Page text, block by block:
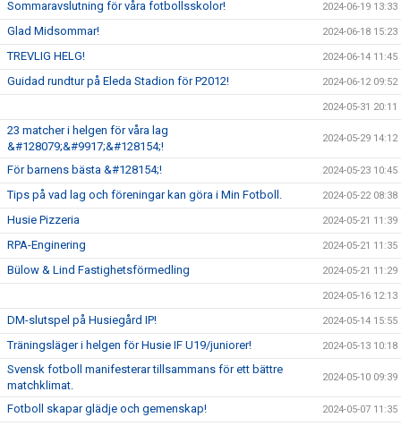
Sommaravslutning för våra fotbollsskolor! 2024-06-19 13:33
Glad Midsommar! 2024-06-18 15:23
TREVLIG HELG! 2024-06-14 11:45
Guidad rundtur på Eleda Stadion för P2012! 2024-06-12 09:52
2024-05-31 20:11
23 matcher i helgen för våra lag
&#128079;&#9917;&#128154;!
2024-05-29 14:12
För barnens bästa &#128154;! 2024-05-23 10:45
Tips på vad lag och föreningar kan göra i Min Fotboll. 2024-05-22 08:38
Husie Pizzeria 2024-05-21 11:39
RPA-Enginering 2024-05-21 11:35
Bülow & Lind Fastighetsförmedling 2024-05-21 11:29
2024-05-16 12:13
DM-slutspel på Husiegård IP! 2024-05-14 15:55
Träningsläger i helgen för Husie IF U19/juniorer! 2024-05-13 10:18
Svensk fotboll manifesterar tillsammans för ett bättre
matchklimat.
2024-05-10 09:39
Fotboll skapar glädje och gemenskap! 2024-05-07 11:35